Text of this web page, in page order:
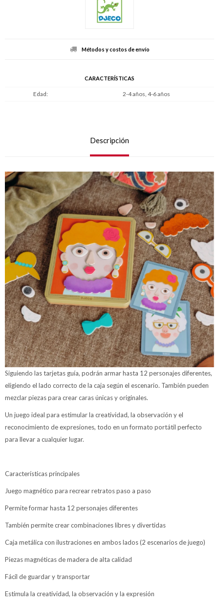
Métodos y costos de envío
CARACTERÍSTICAS
Edad 2-4 años, 4-6 años
Descripción
Siguiendo las tarjetas guía, podrán armar hasta 12 personajes diferentes,
eligiendo el lado correcto de la caja según el escenario. También pueden
mezclar piezas para crear caras únicas y originales.
Un juego ideal para estimular la creatividad, la observación y el
reconocimiento de expresiones, todo en un formato portátil perfecto
para llevar a cualquier lugar.
Características principales
Juego magnético para recrear retratos paso a paso
Permite formar hasta 12 personajes diferentes
También permite crear combinaciones libres y divertidas
Caja metálica con ilustraciones en ambos lados (2 escenarios de juego)
Piezas magnéticas de madera de alta calidad
Fácil de guardar y transportar
Estimula la creatividad, la observación y la expresión